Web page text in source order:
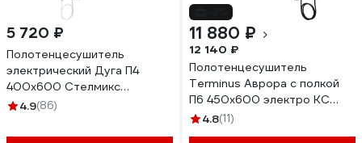
5 720 ₽
Полотенцесушитель
электрический Дуга П4
400x600 Стелмикс
4670078543042
4.9(86)
11 880 ₽
12 140 ₽
Полотенцесушитель
Terminus Аврора с полкой
П6 450x600 электро КС
9005 матовый
4.8(11)